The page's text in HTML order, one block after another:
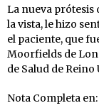
La nueva prótesis
la vista, le hizo
el paciente, que
Moorfields de
de Salud de
Nota Completa en: